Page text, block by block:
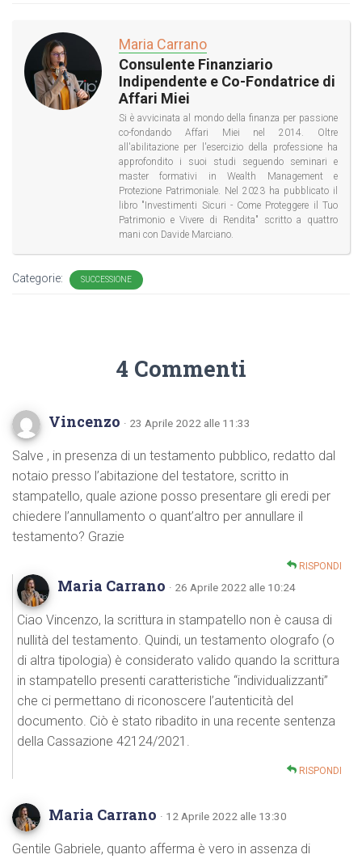
Maria Carrano
Consulente Finanziario
Indipendente e Co-Fondatrice di
Affari Miei
Si è avvicinata al mondo della finanza per passione
co-fondando Affari Miei nel 2014. Oltre
all'abilitazione per l'esercizio della professione ha
approfondito i suoi studi seguendo seminari e
master formativi in Wealth Management e
Protezione Patrimoniale. Nel 2023 ha pubblicato il
libro "Investimenti Sicuri - Come Proteggere il Tuo
Patrimonio e Vivere di Rendita" scritto a quattro
mani con Davide Marciano.
Categorie: SUCCESSIONE
4 Commenti
Vincenzo · 23 Aprile 2022 alle 11:33
Salve , in presenza di un testamento pubblico, redatto dal
notaio presso l’abitazione del testatore, scritto in
stampatello, quale azione posso presentare gli eredi per
chiedere l’annullamento o quant’altro per annullare il
testamento? Grazie
RISPONDI
Maria Carrano · 26 Aprile 2022 alle 10:24
Ciao Vincenzo, la scrittura in stampatello non è causa di
nullità del testamento. Quindi, un testamento olografo (o
di altra tipologia) è considerato valido quando la scrittura
in stampatello presenti caratteristiche “individualizzanti”
che ci permettano di riconoscere l’autenticità del
documento. Ciò è stato ribadito in una recente sentenza
della Cassazione 42124/2021.
RISPONDI
Maria Carrano · 12 Aprile 2022 alle 13:30
Gentile Gabriele, quanto afferma è vero in assenza di